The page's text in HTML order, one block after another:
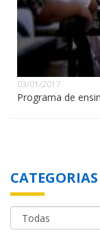
03/01/2017
Programa de
CATEGORIAS